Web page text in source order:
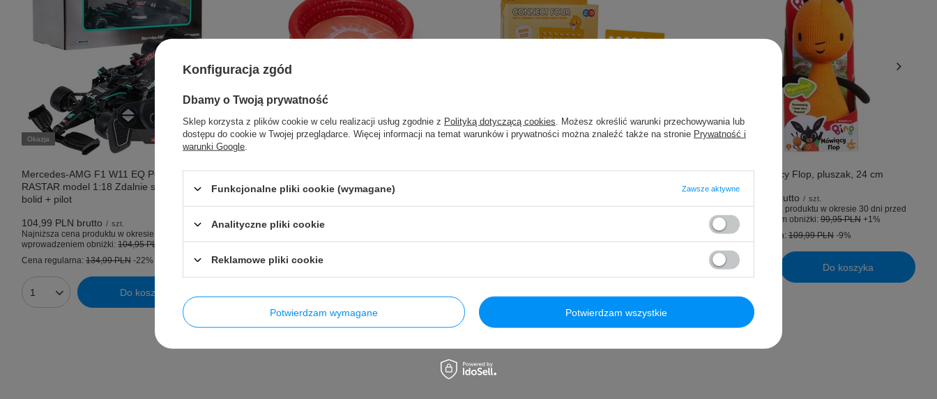
Okazja
Mercedes-AMG F1 W11 EQ Performance
RASTAR model 1:18 Zdalnie sterowany
bolid + pilot
104,99 PLN brutto / szt.
Najniższa cena produktu w okresie 30 dni przed
wprowadzeniem obniżki: 104,95 PLN
Cena regularna: 134,99 PLN -22%
Ilość produktów Do koszyka
Promocja
Brodzik 168x38cm BESTWAY + Łatka
naprawcza
wprowadzeniem obniżki:
77,99 PLN
Gra Zręcznościowa 4 w Rzędzie Kaczka
Okazja
BING Mówiący Flop, pluszak, 24 cm
brutto / szt.
Najniższa cena produktu w okresie 30 dni przed
wprowadzeniem obniżki: 99,95 PLN +1%
Cena regularna: 109,99 PLN -9%
Do koszyka
Konfiguracja zgód
Dbamy o Twoją prywatność
Sklep korzysta z plików cookie w celu realizacji usług zgodnie z Polityką dotyczącą cookies . Możesz określić warunki przechowywania lub
dostępu do cookie w Twojej przeglądarce. Więcej informacji na temat warunków i prywatności można znaleźć także na stronie Prywatność i
warunki Google
Funkcjonalne pliki cookie (wymagane) Zawsze aktywne
Analityczne pliki cookie
Reklamowe pliki cookie
Potwierdzam wymagane Potwierdzam wszystkie